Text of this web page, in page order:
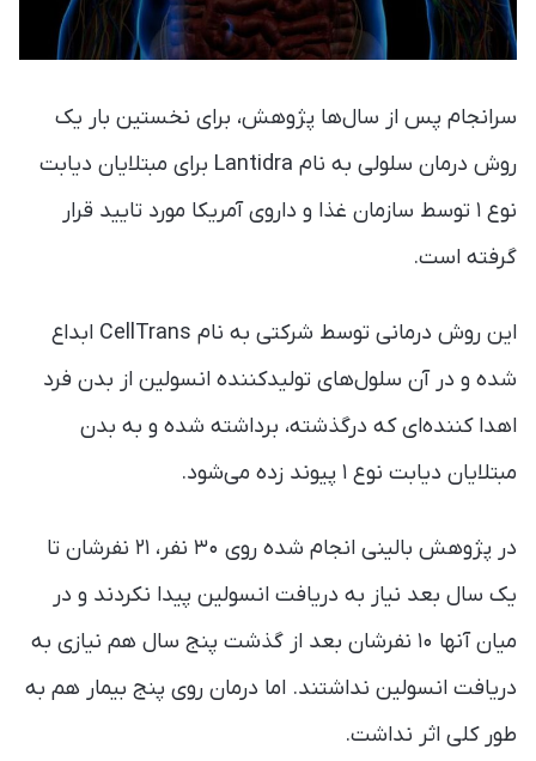
سرانجام پس از سال‌ها پژوهش، برای نخستین بار یک
روش درمان سلولی به نام Lantidra برای مبتلایان دیابت
نوع ۱ توسط سازمان غذا و داروی آمریکا مورد تایید قرار
گرفته است.
این روش درمانی توسط شرکتی به نام CellTrans ابداع
شده و در آن سلول‌های تولید‌کننده انسولین از بدن فرد
اهدا کننده‌ای که درگذشته‌، برداشته شده و به بدن
مبتلایان دیابت نوع ۱ پیوند زده می‌شود.
در پژوهش بالینی انجام شده روی ۳۰ نفر، ۲۱ نفرشان تا
یک سال بعد نیاز به دریافت انسولین پیدا نکردند و در
میان آنها ۱۰ نفرشان بعد از گذشت پنج سال هم نیازی به
دریافت انسولین نداشتند. اما درمان روی پنج بیمار هم به
طور کلی اثر نداشت.